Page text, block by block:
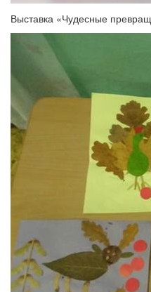
Выставка «Чудесные